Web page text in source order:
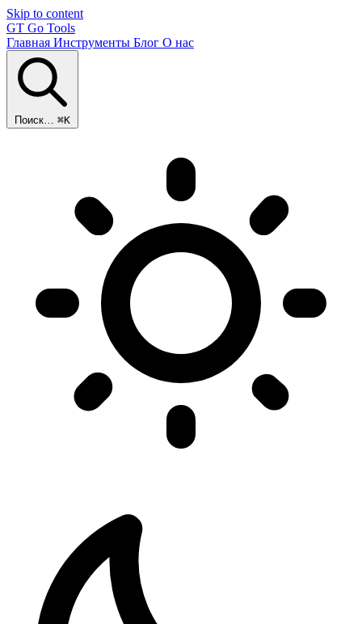
Skip to content
GT Go Tools
Главная Инструменты Блог О нас
Поиск… ⌘K